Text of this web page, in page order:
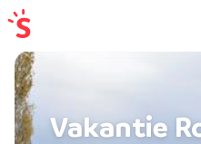
Vakantie